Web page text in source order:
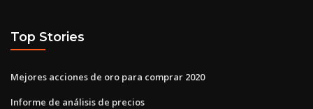
Top Stories
Mejores acciones de oro para comprar 2020
Informe de análisis de precios